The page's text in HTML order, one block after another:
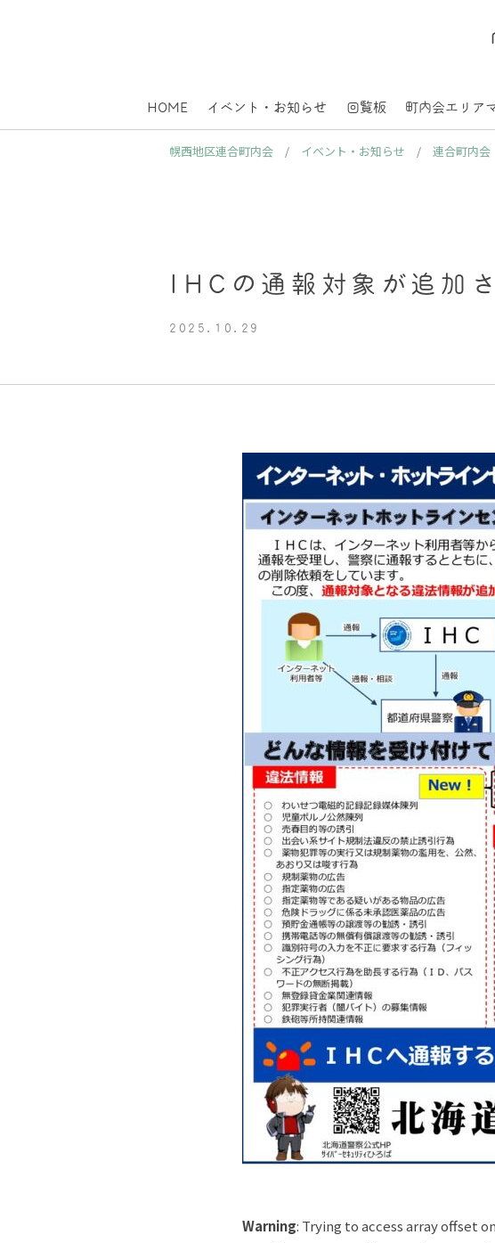
HOME イベント・お知らせ 回覧板 町内会エリア
幌西地区連合町内会 / イベント・お知らせ / 連合町内会
IHCの通報対象が追加
2025.10.29
Warning: Trying to access array offset